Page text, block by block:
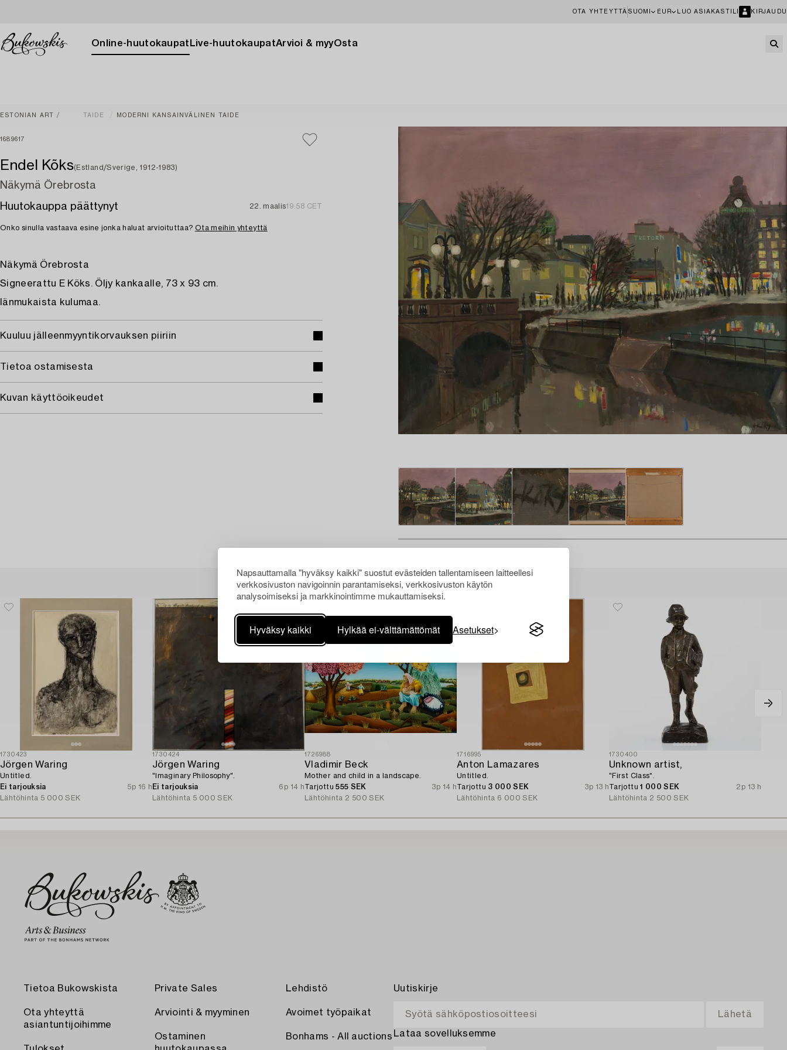
Napsauttamalla "hyväksy kaikki" suostut evästeiden tallentamiseen laitteellesi
verkkosivuston navigoinnin parantamiseksi, verkkosivuston käytön
analysoimiseksi ja markkinointimme mukauttamiseksi.
Hyväksy kaikki Hylkää ei-välttämättömät Asetukset
OTA YHTEYTTÄ SUOMI EUR LUO ASIAKASTILI KIRJAUDU
Online-huutokaupat Live-huutokaupatArvioi & myyOsta
ESTONIAN ART TAIDE MODERNI KANSAINVÄLINEN TAIDE
1689617
Endel Kõks(Estland/Sverige, 1912-1983)
Näkymä Örebrosta
Huutokauppa päättynyt
22. maalis19:58 CET
Onko sinulla vastaava esine jonka haluat arvioituttaa? Ota meihin yhteyttä
Näkymä Örebrosta
Signeerattu E Köks. Öljy kankaalle, 73 x 93 cm.
Iänmukaista kulumaa.
Kuuluu jälleenmyyntikorvauksen piiriin
Tietoa ostamisesta
Kuvan käyttöoikeudet
Muiden katsomia kohteita
1730423
Jörgen Waring
Untitled.
Ei tarjouksia
5p 16 h
Lähtöhinta 5 000 SEK
1730424
Jörgen Waring
"Imaginary Philosophy".
Ei tarjouksia
6p 14 h
Lähtöhinta 5 000 SEK
1726988
Vladimir Beck
Mother and child in a landscape.
Tarjottu555 SEK
3p 14 h
Lähtöhinta 2 500 SEK
1716995
Anton Lamazares
Untitled.
Tarjottu 3 000 SEK
3p 13 h
Lähtöhinta 6 000 SEK
1730400
Unknown artist,
"First Class".
Tarjottu1 000 SEK
2p 13 h
Lähtöhinta 2 500 SEK
Tietoa Bukowskista
Ota yhteyttä
asiantuntijoihimme
Private Sales
Arviointi & myyminen
Ostaminen
Lehdistö
Avoimet työpaikat
Bonhams - All auctions
Uutiskirje
Lataa sovelluksemme